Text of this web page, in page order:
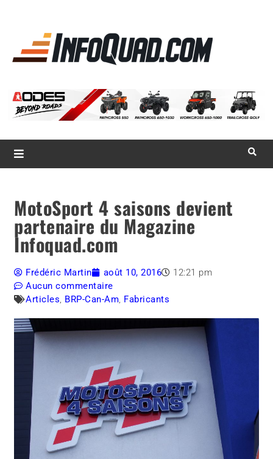
Magazine InfoQuad.com
MotoSport 4 saisons devient
partenaire du Magazine
Infoquad.com
Frédéric Martin août 10, 2016
12:21 pm
Aucun commentaire
Articles, BRP-Can-Am, Fabricants